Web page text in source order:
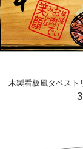
木製看板風タペスト